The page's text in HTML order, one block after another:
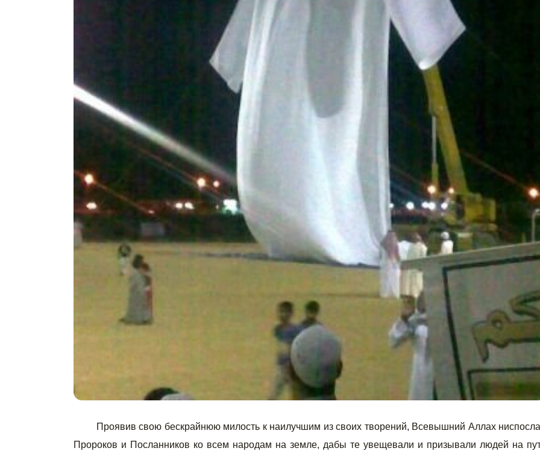
Проявив свою бескрайнюю милость к наилучшим из своих творений, Всевышний Аллах
Пророков и Посланников ко всем народам на земле, дабы те увещевали и призывали людей на